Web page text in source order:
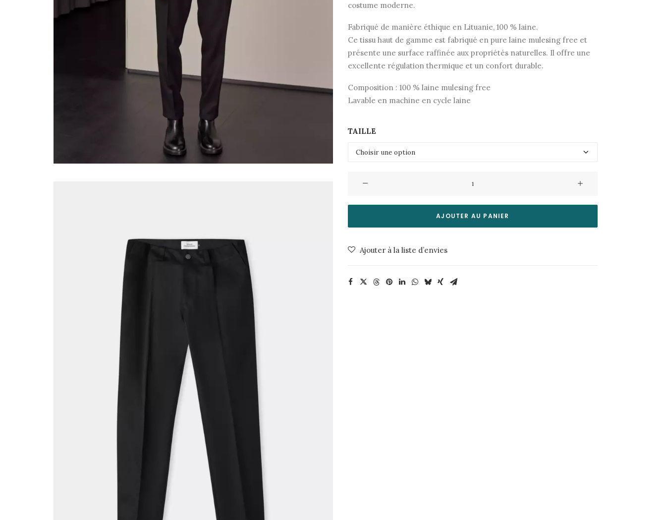
costume moderne.
Fabriqué de manière éthique en Lituanie, 100 % laine.
Ce tissu haut de gamme est fabriqué en pure laine mulesing free et
présente une surface raffinée aux propriétés naturelles. Il offre une
excellente régulation thermique et un confort durable.
Composition : 100 % laine mulesing free
Lavable en machine en cycle laine
TAILLE
Pantalon
Black
Companions
AJOUTER AU PANIER
Ajouter à la liste d’envies